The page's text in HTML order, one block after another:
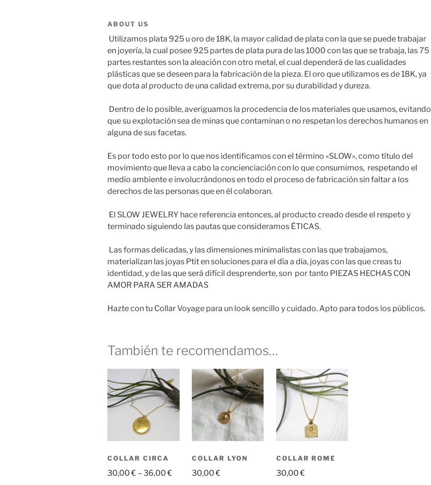
ABOUT US
Utilizamos plata 925 u oro de 18K, la mayor calidad de plata con la que se puede trabajar
en joyería, la cual posee 925 partes de plata pura de las 1000 con las que se trabaja, las 75
partes restantes son la aleación con otro metal, el cual dependerá de las cualidades
plásticas que se deseen para la fabricación de la pieza. El oro que utilizamos es de 18K, ya
que dota al producto de una calidad extrema, por su durabilidad y dureza.
Dentro de lo posible, averiguamos la procedencia de los materiales que usamos, evitando
que su explotación sea de minas que contaminan o no respetan los derechos humanos en
alguna de sus facetas.
Es por todo esto por lo que nos identificamos con el término «SLOW», como título del
movimiento que lleva a cabo la concienciación con lo que consumimos, respetando el
medio ambiente e involucrándonos en todo el proceso de fabricación sin faltar a los
derechos de las personas que en él colaboran.
El SLOW JEWELRY hace referencia entonces, al producto creado desde el respeto y
terminado siguiendo las pautas que consideramos ÉTICAS.
Las formas delicadas, y las dimensiones minimalistas con las que trabajamos,
materializan las joyas Ptit en soluciones para el día a día, joyas con las que creas tu
identidad, y de las que será difícil desprenderte, son por tanto PIEZAS HECHAS CON
AMOR PARA SER AMADAS
Hazte con tu Collar Voyage para un look sencillo y cuidado. Apto para todos los públicos.
También te recomendamos…
COLLAR CIRCA
30,00€ – 36,00€
COLLAR LYON
30,00€
COLLAR ROME
30,00€